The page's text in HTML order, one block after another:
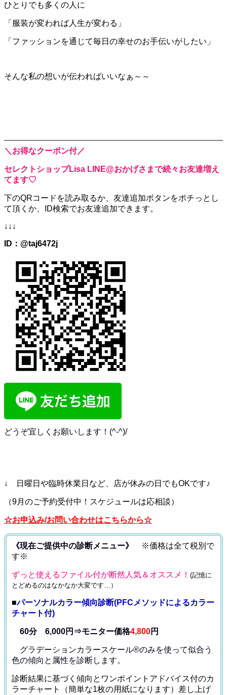
ひとりでも多くの人に
「服装が変われば人生が変わる」
「ファッションを通じて毎日の幸せのお手伝いがしたい」
そんな私の想いが伝わればいいなぁ～～
＼お得なクーポン付／
セレクトショップLisa LINE@おかげさまで続々お友達増え
てます♡
下のQRコードを読み取るか、 友達追加ボタンをポチっとし
て頂くか、
ID検索でお友達追加できます。
↓↓↓
ID：@taj6472j
どうぞ宜しくお願いします！(^-^)/
↓ 日曜日や臨時休業日など、店が休みの日でもOKです♪
（9月のご予約受付中！スケジュールは応相談）
☆お申込み/お問い合わせはこちらから☆
《現在ご提供中の診断メニュー》
※価格は全て税別で
す※
ずっと使えるファイル付が断然人気＆オススメ！ (記憶に
とどめるのはなかなか大変です…）
■パーソナルカラー傾向診断(PFCメソッドによるカラー
チャート付)
60分 6,000円⇒モニター価格4,800円
グラデーションカラースケール®のみを使って似合う
色の傾向と属性を診断します。
診断結果に基づく傾向とワンポイントアドバイス付のカ
ラーチャート（簡単な1枚の用紙になります）差し上げ